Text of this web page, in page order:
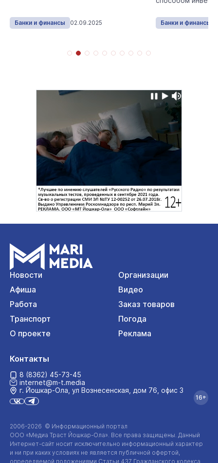
Банки и финансы 02.09.2025 Банки и финансы
Новости
Организации
Афиша
Видео
Работа
Заказ товаров
Транспорт
Погода
О проекте
Реклама
2006-2026 © Информационный портал
ООО «Медиа Траст Йошкар-Ола». Все права защищены. Данный
Интернет-сайт носит исключительно информационный характер
и ни при каких условиях не является публичной офертой,
определяемой положениями Статьи 437 Гражданского кодекса
Контакты
8 (8362) 45-73-45
internet@m-t.media
г. Йошкар‑Ола, ул Вознесенская, дом 76, офис 3
16+